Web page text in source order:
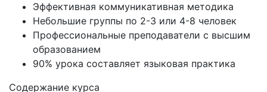
Эффективная коммуникативная методика
Небольшие группы по 2-3 или 4-8 человек
Профессиональные преподаватели с высшим
образованием
90% урока составляет языковая практика
Содержание курса